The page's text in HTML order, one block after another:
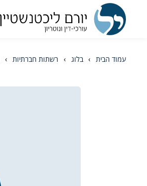
עמוד הבית › בלוג › רשתות חברתיות ›